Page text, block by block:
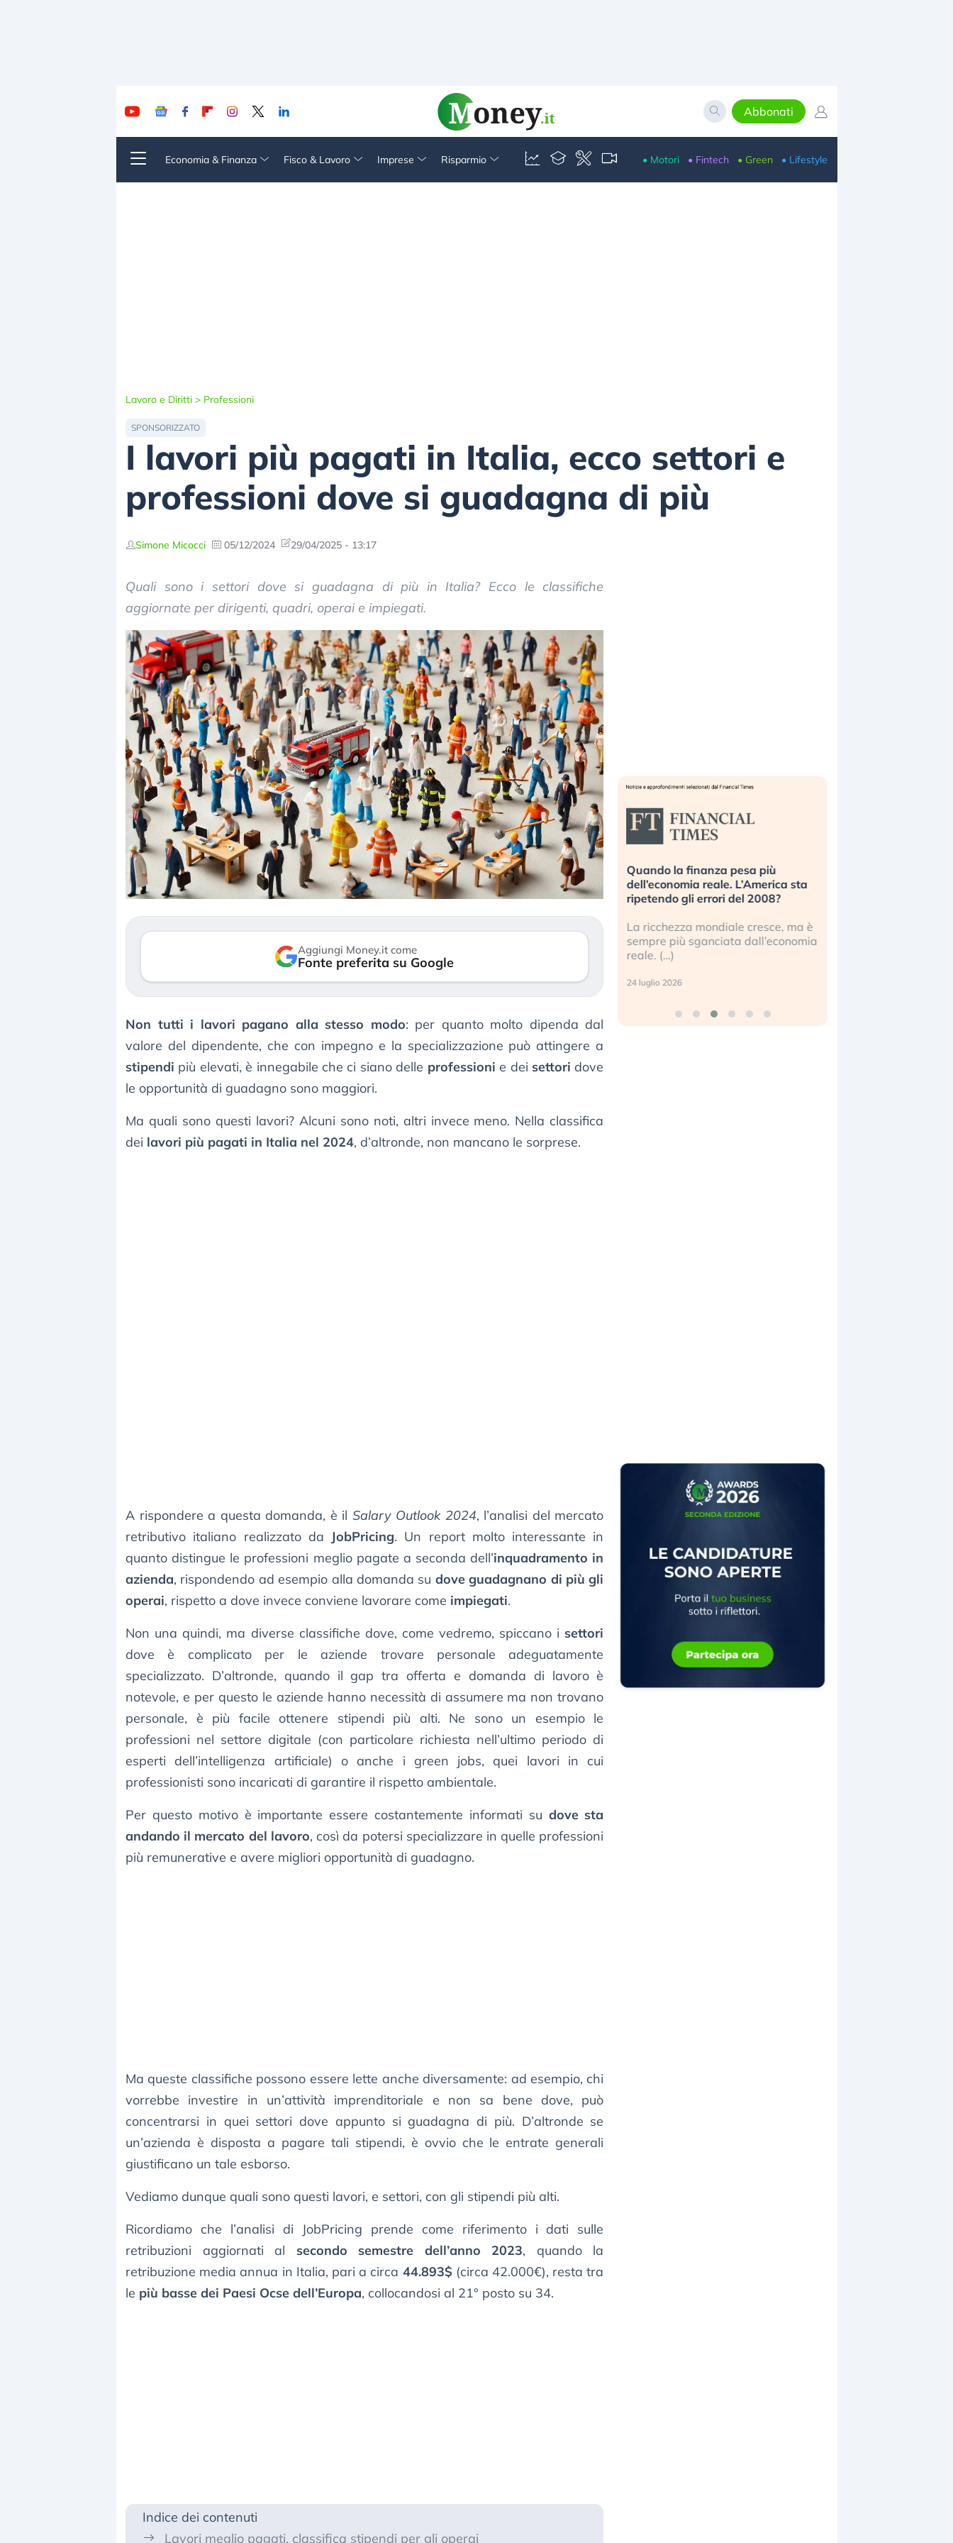
Abbonati
Economia & Finanza Fisco & Lavoro Imprese Risparmio • Motori • Fintech • Green • Lifestyle
Lavoro e Diritti > Professioni
SPONSORIZZATO
I lavori più pagati in Italia, ecco settori e
professioni dove si guadagna di più
Simone Micocci 05/12/2024 29/04/2025 - 13:17
Quali sono i settori dove si guadagna di più in Italia? Ecco le classifiche
aggiornate per dirigenti, quadri, operai e impiegati.
Aggiungi Money.it come
Fonte preferita su Google
Non tutti i lavori pagano alla stesso modo: per quanto molto dipenda dal
valore del dipendente, che con impegno e la specializzazione può attingere a
stipendi più elevati, è innegabile che ci siano delle professioni e dei settori dove
le opportunità di guadagno sono maggiori.
Ma quali sono questi lavori? Alcuni sono noti, altri invece meno. Nella classifica
dei lavori più pagati in Italia nel 2024, d’altronde, non mancano le sorprese.
A rispondere a questa domanda, è il Salary Outlook 2024, l’analisi del mercato
retributivo italiano realizzato da JobPricing. Un report molto interessante in
quanto distingue le professioni meglio pagate a seconda dell’inquadramento in
azienda, rispondendo ad esempio alla domanda su dove guadagnano di più gli
operai, rispetto a dove invece conviene lavorare come impiegati.
Non una quindi, ma diverse classifiche dove, come vedremo, spiccano i settori
dove è complicato per le aziende trovare personale adeguatamente
specializzato. D’altronde, quando il gap tra offerta e domanda di lavoro è
notevole, e per questo le aziende hanno necessità di assumere ma non trovano
personale, è più facile ottenere stipendi più alti. Ne sono un esempio le
professioni nel settore digitale (con particolare richiesta nell’ultimo periodo di
esperti dell’intelligenza artificiale) o anche i green jobs, quei lavori in cui
professionisti sono incaricati di garantire il rispetto ambientale.
Per questo motivo è importante essere costantemente informati su dove sta
andando il mercato del lavoro, così da potersi specializzare in quelle professioni
più remunerative e avere migliori opportunità di guadagno.
Ma queste classifiche possono essere lette anche diversamente: ad esempio, chi
vorrebbe investire in un’attività imprenditoriale e non sa bene dove, può
concentrarsi in quei settori dove appunto si guadagna di più. D’altronde se
un’azienda è disposta a pagare tali stipendi, è ovvio che le entrate generali
giustificano un tale esborso.
Vediamo dunque quali sono questi lavori, e settori, con gli stipendi più alti.
Ricordiamo che l’analisi di JobPricing prende come riferimento i dati sulle
retribuzioni aggiornati al secondo semestre dell’anno 2023, quando la
retribuzione media annua in Italia, pari a circa 44.893$(circa 42.000€), resta tra
le più basse dei Paesi Ocse dell’Europa, collocandosi al 21° posto su 34.
Indice dei contenuti
Lavori meglio pagati, classifica stipendi per gli operai
Dalle valutazioni estreme alla
correzione. Cosa sta guidando il
repricing degli asset?
3 agosto 2026
«La mia vita è rovinata». Investitori
in preda al panico dopo lo scoppio
della bolla AI
Kospi, mentre gli investitori retail (…)
30 luglio 2026
Quando la finanza pesa più
dell’economia reale. L’America sta
ripetendo gli errori del 2008?
La ricchezza mondiale cresce, ma è
sempre più sganciata dall’economia
reale. (…)
24 luglio 2026